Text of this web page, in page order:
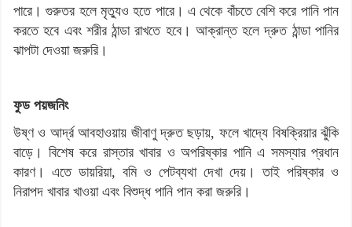
পারে। গুরুতর হলে মৃত্যুও হতে পারে। এ থেকে বাঁচতে বেশি করে পানি পান
করতে হবে এবং শরীর ঠান্ডা রাখতে হবে। আক্রান্ত হলে দ্রুত ঠান্ডা পানির
ঝাপটা দেওয়া জরুরি।
ফুড পয়জনিং
উষ্ণ ও আর্দ্র আবহাওয়ায় জীবাণু দ্রুত ছড়ায়, ফলে খাদ্যে বিষক্রিয়ার ঝুঁকি
বাড়ে। বিশেষ করে রাস্তার খাবার ও অপরিষ্কার পানি এ সমস্যার প্রধান
কারণ। এতে ডায়রিয়া, বমি ও পেটব্যথা দেখা দেয়। তাই পরিষ্কার ও
নিরাপদ খাবার খাওয়া এবং বিশুদ্ধ পানি পান করা জরুরি।